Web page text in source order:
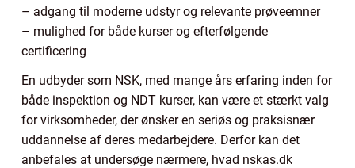
– adgang til moderne udstyr og relevante prøveemner
– mulighed for både kurser og efterfølgende
certificering
En udbyder som NSK, med mange års erfaring inden for
både inspektion og NDT kurser, kan være et stærkt valg
for virksomheder, der ønsker en seriøs og praksisnær
uddannelse af deres medarbejdere. Derfor kan det
anbefales at undersøge nærmere, hvad nskas.dk